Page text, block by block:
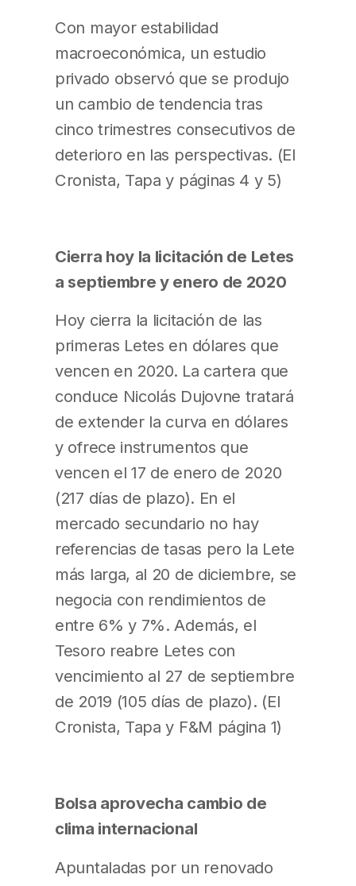
Con mayor estabilidad
macroeconómica, un estudio
privado observó que se produjo
un cambio de tendencia tras
cinco trimestres consecutivos de
deterioro en las perspectivas. (El
Cronista, Tapa y páginas 4 y 5)
Cierra hoy la licitación de Letes
a septiembre y enero de 2020
Hoy cierra la licitación de las
primeras Letes en dólares que
vencen en 2020. La cartera que
conduce Nicolás Dujovne tratará
de extender la curva en dólares
y ofrece instrumentos que
vencen el 17 de enero de 2020
(217 días de plazo). En el
mercado secundario no hay
referencias de tasas pero la Lete
más larga, al 20 de diciembre, se
negocia con rendimientos de
entre 6% y 7%. Además, el
Tesoro reabre Letes con
vencimiento al 27 de septiembre
de 2019 (105 días de plazo). (El
Cronista, Tapa y F&M página 1)
Bolsa aprovecha cambio de
clima internacional
Apuntaladas por un renovado